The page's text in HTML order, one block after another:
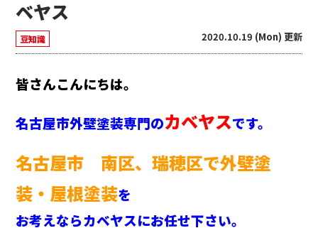
ベヤス
豆知識 2020.10.19 (Mon) 更新
皆さんこんにちは。
名古屋市外壁塗装専門のカベヤスです。
名古屋市 南区、瑞穂区で外壁塗
装・屋根塗装を
お考えならカベヤスにお任せ下さい。